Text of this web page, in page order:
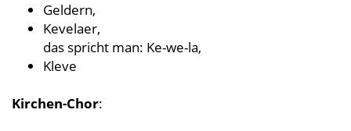
Geldern,
Kevelaer,
das spricht man: Ke-we-la,
Kleve
Kirchen-Chor: